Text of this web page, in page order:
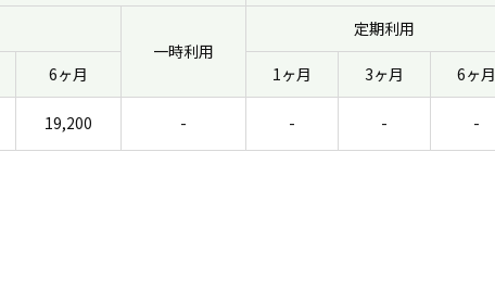
一時利用
定期利用
6ヶ月 1ヶ月 3ヶ月 6ヶ月
19,200 - - - -